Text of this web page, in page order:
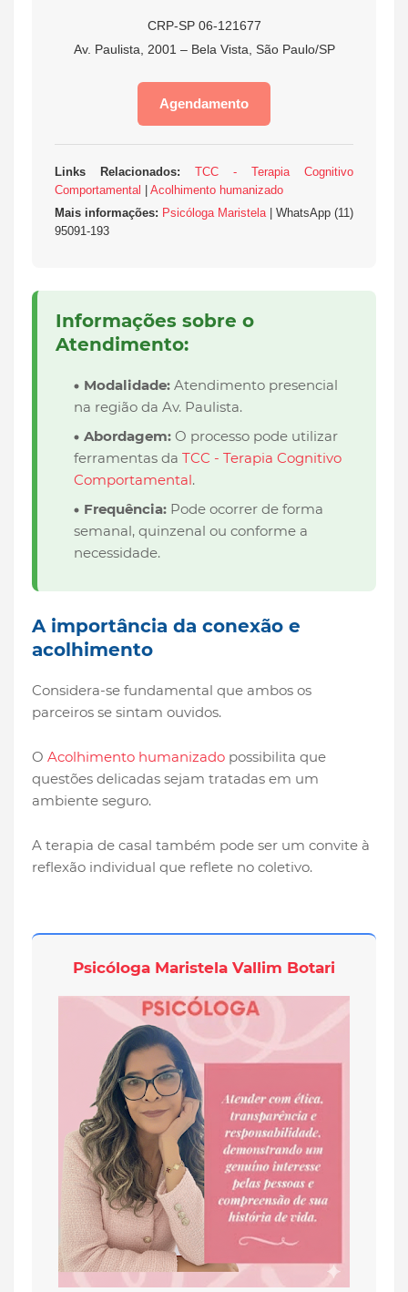
CRP-SP 06-121677
Av. Paulista, 2001 – Bela Vista, São Paulo/SP
Agendamento
Links Relacionados:
TCC - Terapia Cognitivo
Comportamental
Acolhimento humanizado
Mais informações: Psicóloga Maristela| WhatsApp (11)
95091-193
Informações sobre o
Atendimento:
Modalidade: Atendimento presencial
na região da Av. Paulista.
Abordagem: O processo pode utilizar
ferramentas da TCC - Terapia Cognitivo
Comportamental.
Frequência: Pode ocorrer de forma
semanal, quinzenal ou conforme a
necessidade.
A importância da conexão e
acolhimento
Considera-se fundamental que ambos os
parceiros se sintam ouvidos.
O Acolhimento humanizado possibilita que
questões delicadas sejam tratadas em um
ambiente seguro.
A terapia de casal também pode ser um convite à
reflexão individual que reflete no coletivo.
Psicóloga Maristela Vallim Botari